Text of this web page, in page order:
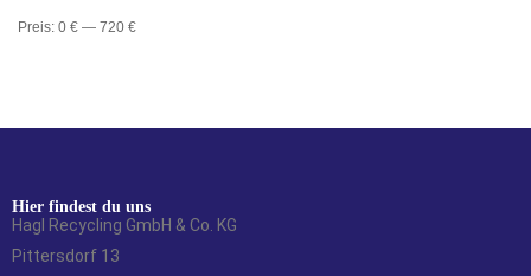
Preis: 0 € — 720 €
Hier findest du uns
Hagl Recycling GmbH & Co. KG
Pittersdorf 13